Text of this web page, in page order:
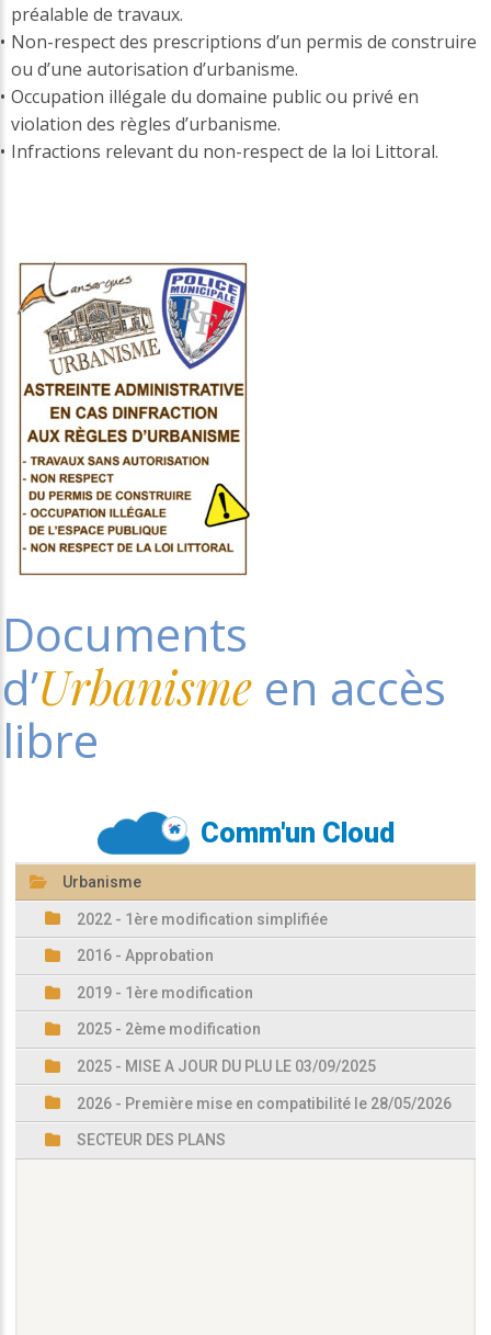
préalable de travaux.
Non-respect des prescriptions d’un permis de construire
ou d’une autorisation d’urbanisme.
Occupation illégale du domaine public ou privé en
violation des règles d’urbanisme.
Infractions relevant du non-respect de la loi Littoral.
Documents
d’Urbanisme en accès
libre
Comm'un Cloud
Urbanisme
2022 - 1ère modification simplifiée
2016 - Approbation
2019 - 1ère modification
2025 - 2ème modification
2025 - MISE A JOUR DU PLU LE 03/09/2025
2026 - Première mise en compatibilité le 28/05/2026
SECTEUR DES PLANS